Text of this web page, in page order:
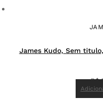
James Kudo, Sem
R$